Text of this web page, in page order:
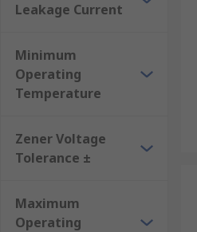
Leakage Current
Minimum
Operating
Temperature
Zener Voltage
Tolerance ±
Maximum
Operating